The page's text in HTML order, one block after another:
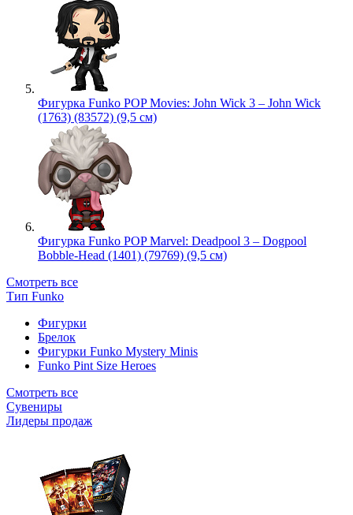
Фигурка Funko POP Movies: John Wick 3 – John Wick
(1763) (83572) (9,5 см)
Фигурка Funko POP Marvel: Deadpool 3 – Dogpool
Bobble-Head (1401) (79769) (9,5 см)
Смотреть все
Тип Funko
Фигурки
Брелок
Фигурки Funko Mystery Minis
Funko Pint Size Heroes
Смотреть все
Сувениры
Лидеры продаж